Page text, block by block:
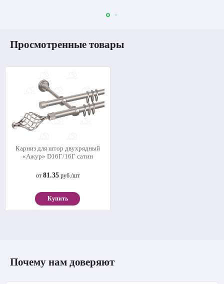
Просмотренные товары
Карниз для штор двухрядный
«Ажур» D16Г/16Г сатин
от 81.35руб./шт
Купить
Почему нам доверяют